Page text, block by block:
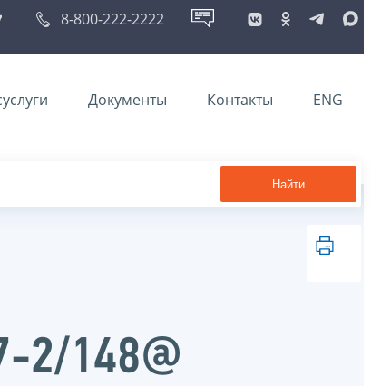
8-800-222-2222
Документы Контакты ENG
Найти
2/148@